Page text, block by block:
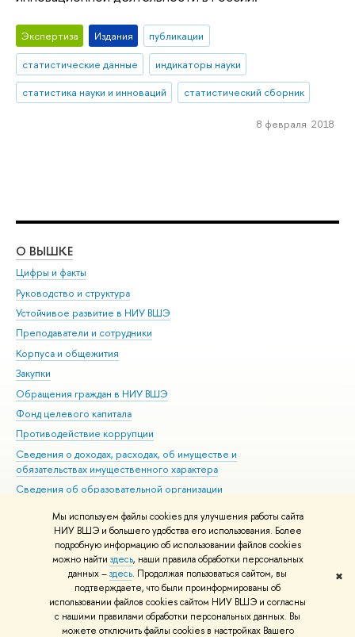
Мы используем файлы cookies для улучшения работы сайта
НИУ ВШЭ и большего удобства его использования. Более
подробную информацию об использовании файлов cookies
можно найти здесь, наши правила обработки персональных
данных –здесь. Продолжая пользоваться сайтом, вы
подтверждаете, что были проинформированы об
использовании файлов cookies сайтом НИУ ВШЭ и согласны
с нашими правилами обработки персональных данных. Вы
можете отключить файлы cookies в настройках Вашего
✖
Экспертиза Издания
публикации
статистические данные
индикаторы науки
статистика науки и инноваций
статистический сборник
8 февраля 2018
О ВЫШКЕ
Цифры и факты
Руководство и структура
Устойчивое развитие в НИУ ВШЭ
Преподаватели и сотрудники
Корпуса и общежития
Закупки
Обращения граждан в НИУ ВШЭ
Фонд целевого капитала
Противодействие коррупции
Сведения о доходах, расходах, об имуществе и
обязательствах имущественного характера
Сведения об образовательной организации
Людям с ограниченными возможностями здоровья
Единая платежная страница
Работа в Вышке
© НИУ ВШЭ 1993–2026 Адреса и контакты Условия использования
материалов Политика конфиденциальности Карта сайта
Шрифты HSE Sans и HSE Slab разработаны вШколе дизайна НИУ ВШЭ